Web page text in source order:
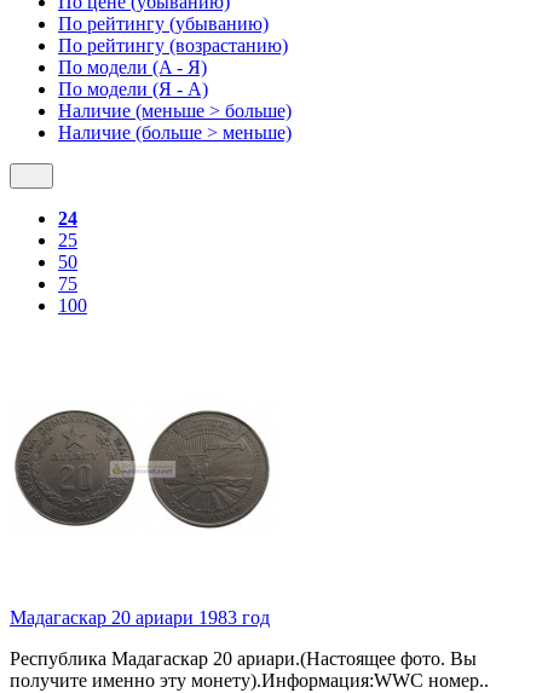
По рейтингу (убыванию)
По рейтингу (возрастанию)
По модели (A - Я)
По модели (Я - A)
Наличие (меньше > больше)
Наличие (больше > меньше)
24
25
50
75
100
Мадагаскар 20 ариари 1983 год
Республика Мадагаскар 20 ариари.(Настоящее фото. Вы
получите именно эту монету).Информация:WWC номер..